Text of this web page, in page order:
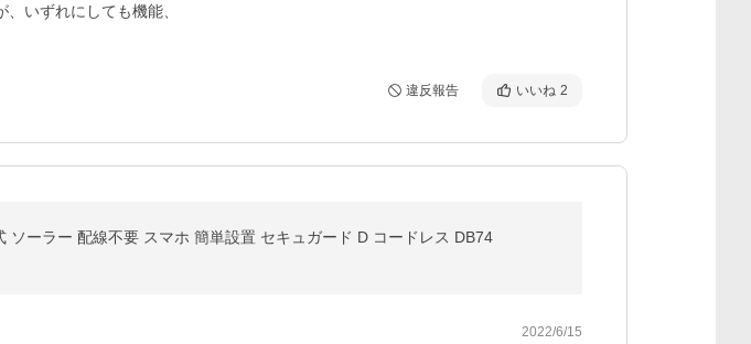
いずれにしても機能、
違反報告 いいね 2
ーラー 配線不要 スマホ 簡単設置 セキュガード D コードレス DB74
2022/6/15